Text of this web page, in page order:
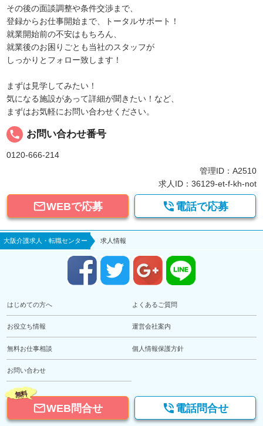
その後の面談調整や条件交渉まで、
登録からお仕事開始まで、トータルサポート！
就業開始前の不安はもちろん、
就業後のお困りごとも当社のスタッフが
しっかりとフォロー致します！
まずは見学してみたい！
気になる施設があって詳細が聞きたい！など、
まずはお気軽にお問い合わせください。
local_phone お問い合わせ番号
0120-666-214
管理ID：A2510
求人ID：36129-et-f-kh-not
WEBで応募  電話で応募
大阪介護求人・転職センター 求人情報
はじめての方へ よくあるご質問
お役立ち情報 運営会社案内
無料お仕事相談 個人情報保護方針
お問い合わせ
無料
WEB問合せ  電話問合せ